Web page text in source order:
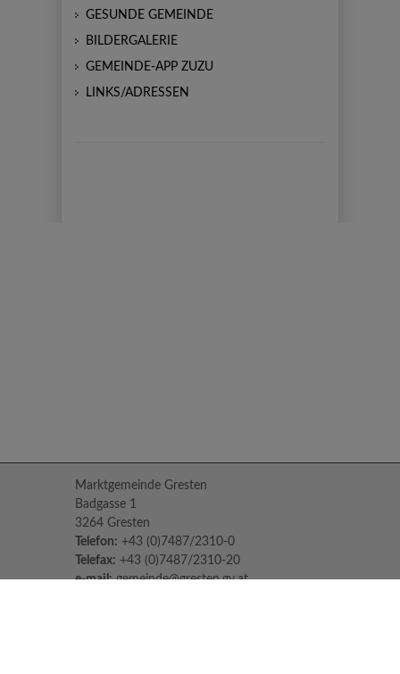
GESUNDE GEMEINDE
BILDERGALERIE
GEMEINDE-APP ZUZU
LINKS/ADRESSEN
Marktgemeinde Gresten
Badgasse 1
3264 Gresten
Telefon: +43 (0)7487/2310-0
Telefax: +43 (0)7487/2310-20
e-mail: gemeinde@gresten.gv.at